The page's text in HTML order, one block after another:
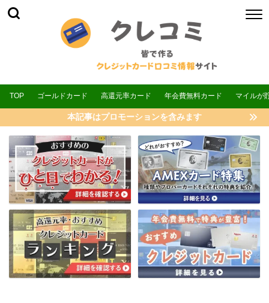
TOP ゴールドカード 高還元率カード 年会費無料カード マイルが
本記事はプロモーションを含みます